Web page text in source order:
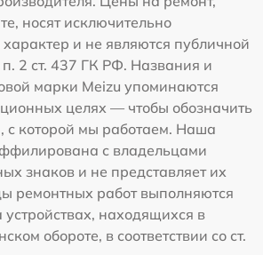
носят исключительно
и не являются публичной
п. 2 ст. 437 ГК РФ. Названия и
марки Meizu упоминаются
целях — чтобы обозначить
с которой мы работаем. Наша
с владельцами
знаков и не представляет их
ремонтных работ выполняются
находящихся в
обороте, в соответствии со ст.